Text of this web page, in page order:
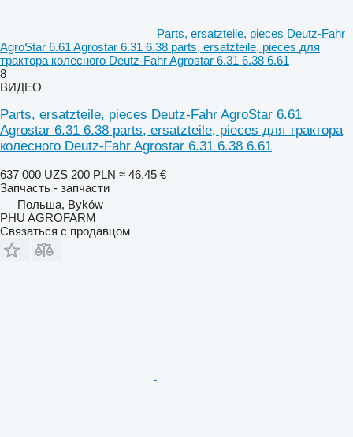
Parts, ersatzteile, pieces Deutz-Fahr
AgroStar 6.61 Agrostar 6.31 6.38 parts, ersatzteile, pieces для
трактора колесного Deutz-Fahr Agrostar 6.31 6.38 6.61
8
ВИДЕО
Parts, ersatzteile, pieces Deutz-Fahr AgroStar 6.61
Agrostar 6.31 6.38 parts, ersatzteile, pieces для трактора
колесного Deutz-Fahr Agrostar 6.31 6.38 6.61
637 000 UZS 200 PLN ≈ 46,45 €
Запчасть - запчасти
Польша, Byków
PHU AGROFARM
Связаться с продавцом